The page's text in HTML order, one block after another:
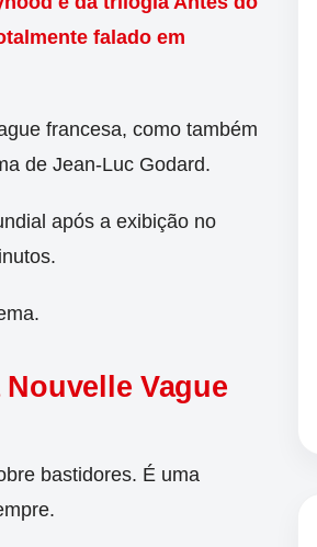
falado em
francesa, como também
de Jean-Luc Godard.
após a exibição no
Vague
bastidores. É uma